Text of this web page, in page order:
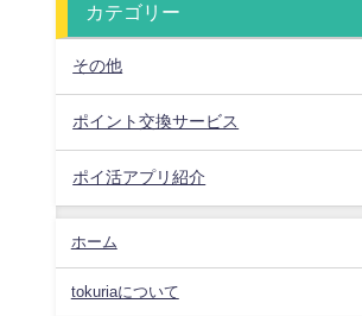
カテゴリー
その他
ポイント交換サービス
ポイ活アプリ紹介
ホーム
tokuriaについて